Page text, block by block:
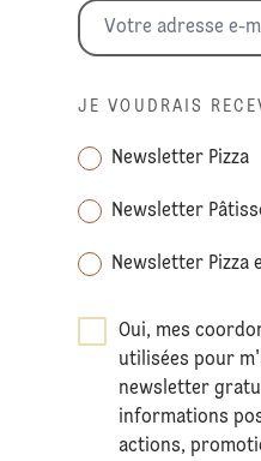
JE VOUDRAIS
Newsletter Pizza
Newsletter
Newsletter Pizza
Oui, mes
utilisées pour
newsletter
informations
actions,